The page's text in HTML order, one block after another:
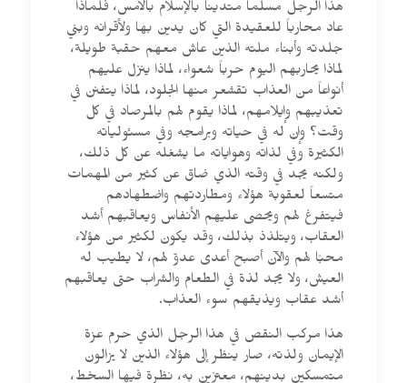
هذا الرجل مسلماً متديناً بالإسلام بالأمس، فلماذا
عاد محارباً للعقيدة التي كان يدين بها ولأقرانه وبني
جلدته وأبناء ملته الذين عاش معهم حقبة طويلة،
لماذا يحاربهم اليوم حرباً شعواء، لماذا ينزل عليهم
أنواعاً من العذاب تقشعر منها الجلود، لماذا يتفنن في
تعذيبهم وإيلامهم، لماذا يقوم لهم بالمرصاد في كل
وقت؟ وإن له في حياته وبرامجه وفي مسئولياته
الكثيرة وفي لذاته وهواياته ما يشغله عن كل ذلك،
ولكنه يجد في وقته الذي ضاق عن كثير من المهمات
متسعاً لعقوبة هؤلاء ومطاردتهم واضطهادهم
فيتفرغ لهم ويحصى عليهم الأنفاس ويعاقبهم أشد
العقاب، ويتلذذ بذلك، وقد يكون لكثير من هؤلاء
محبًا لهم والآن أصبح أعدى عدوّ لهم، لا يطيب له
العيش، ولا يجد لذة في الطعام والشراب حتى يعاقبهم
أشد عقاب ويذيقهم سوء العذاب.
هذا مركب النقص في هذا الرجل الذي حرم عزة
الإيمان ولذته، صار ينظر إلى هؤلاء الذين لا يزالون
متمسكين بدينهم، معتزين به، نظرة فيها السخط،